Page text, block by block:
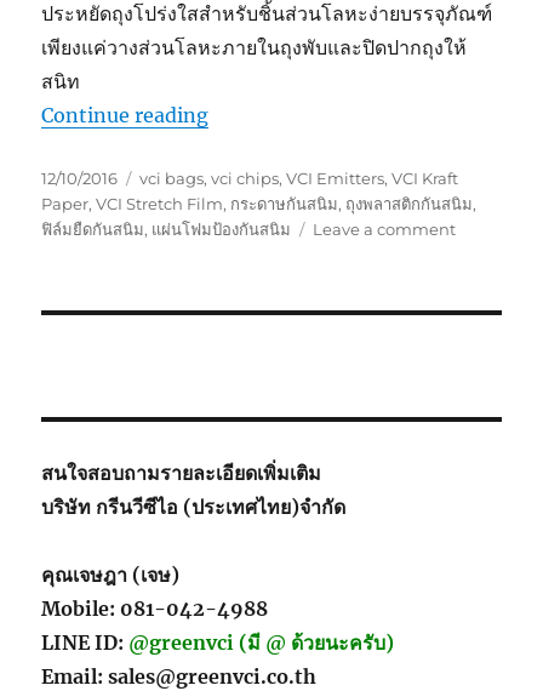
ประหยัดถุงโปร่งใสสำหรับชิ้นส่วนโลหะง่ายบรรจุภัณฑ์
เพียงแค่วางส่วนโลหะภายในถุงพับและปิดปากถุงให้
สนิท
Continue reading“การเลือกบรรจุภัณฑ์ป้องกันสนิมที่เหม
Posted
on
12/10/2016 Tags
vci bags,vci chips,VCI Emitters,VCI Kraft
Paper,VCI Stretch Film, กระดาษกันสนิม, ถุงพลาสติกกันสนิม,
ฟิล์มยืดกันสนิม, แผ่นโฟมป้องกันสนิม Leave a commenton
สนใจสอบถามรายละเอียดเพิ่มเติม
บริษัท กรีนวีซีไอ (ประเทศไทย)จำกัด
คุณเจษฎา (เจษ)
Mobile: 081-042-4988
LINE ID: @greenvci (มี @ ด้วยนะครับ)
Email: sales@greenvci.co.th